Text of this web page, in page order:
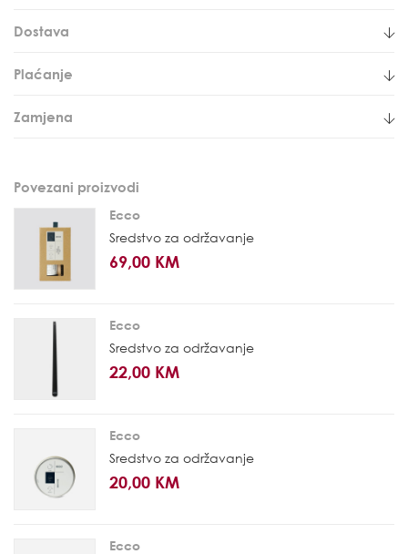
Dostava
Plaćanje
Zamjena
Povezani proizvodi
Ecco
Sredstvo za održavanje
69,00 KM
Ecco
Sredstvo za održavanje
22,00 KM
Ecco
Sredstvo za održavanje
20,00 KM
Ecco